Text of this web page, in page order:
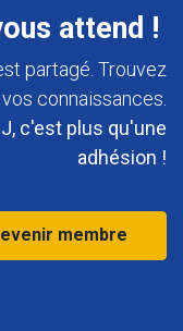
attend !
partagé. Trouvez
connaissances.
c'est plus qu'une
adhésion !
membre